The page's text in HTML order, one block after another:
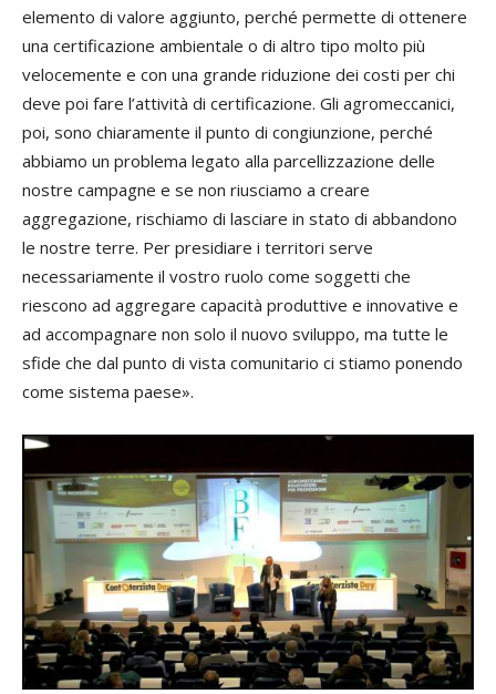
elemento di valore aggiunto, perché permette di ottenere
una certificazione ambientale o di altro tipo molto più
velocemente e con una grande riduzione dei costi per chi
deve poi fare l’attività di certificazione. Gli agromeccanici,
poi, sono chiaramente il punto di congiunzione, perché
abbiamo un problema legato alla parcellizzazione delle
nostre campagne e se non riusciamo a creare
aggregazione, rischiamo di lasciare in stato di abbandono
le nostre terre. Per presidiare i territori serve
necessariamente il vostro ruolo come soggetti che
riescono ad aggregare capacità produttive e innovative e
ad accompagnare non solo il nuovo sviluppo, ma tutte le
sfide che dal punto di vista comunitario ci stiamo ponendo
come sistema paese».